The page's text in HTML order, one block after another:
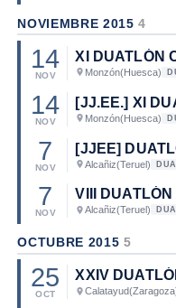
NOVIEMBRE 20154
14
NOV Monzón(Huesca)
14
NOV Monzón(Huesca)
7
NOV Alcañiz(Teruel)
7
NOV Alcañiz(Teruel)
OCTUBRE 20155
25
OCT Calatayud